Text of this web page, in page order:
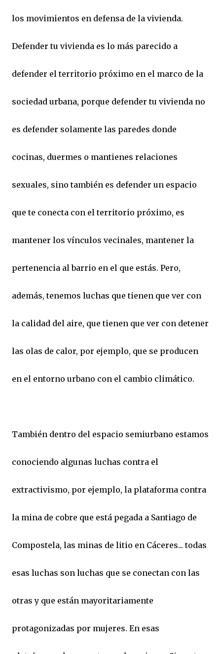
los movimientos en defensa de la vivienda.
Defender tu vivienda es lo más parecido a
defender el territorio próximo en el marco de la
sociedad urbana, porque defender tu vivienda no
es defender solamente las paredes donde
cocinas, duermes o mantienes relaciones
sexuales, sino también es defender un espacio
que te conecta con el territorio próximo, es
mantener los vínculos vecinales, mantener la
pertenencia al barrio en el que estás. Pero,
además, tenemos luchas que tienen que ver con
la calidad del aire, que tienen que ver con detener
las olas de calor, por ejemplo, que se producen
en el entorno urbano con el cambio climático.
También dentro del espacio semiurbano estamos
conociendo algunas luchas contra el
extractivismo, por ejemplo, la plataforma contra
la mina de cobre que está pegada a Santiago de
Compostela, las minas de litio en Cáceres... todas
esas luchas son luchas que se conectan con las
otras y que están mayoritariamente
protagonizadas por mujeres. En esas